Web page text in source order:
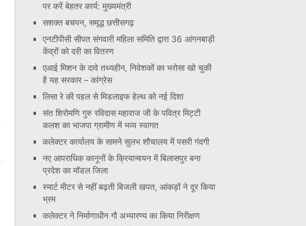
पर करें बेहतर कार्य: मुख्यमंत्री
सशक्त बचपन, समृद्ध छत्तीसगढ़
एनटीपीसी सीपत संगवारी महिला समिति द्वारा 36 आंगनबाड़ी
केंद्रों को दरी का वितरण
एआई मिशन के दावे तथ्यहीन, निवेशकों का भरोसा खो चुकी
है यह सरकार – कांग्रेस
लिसा रे की पहल से मिडलाइफ हेल्थ को नई दिशा
संत शिरोमणि गुरु रविदास महाराज जी के पवित्र मिट्टी
कलश का भाजपा ग्रामीण में भव्य स्वागत
कलेक्टर कार्यालय के सामने सुलभ शौचालय में पसरी गंदगी
नए आपराधिक कानूनों के क्रियान्वयन में बिलासपुर बना
प्रदेश का मॉडल जिला
स्मार्ट मीटर से नहीं बढ़ती बिजली खपत, आंकड़ों ने दूर किया
भ्रम
कलेक्टर ने निर्माणाधीन गौ अभ्यारण्य का किया निरीक्षण